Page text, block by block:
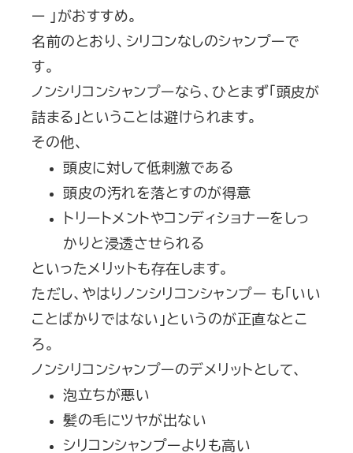
ー 」がおすすめ。
名前のとおり、シリコンなしのシャンプーで
す。
ノンシリコンシャンプーなら、ひとまず「頭皮が
詰まる」ということは避けられます。
その他、
頭皮に対して低刺激である
頭皮の汚れを落とすのが得意
トリートメントやコンディショナーをしっ
かりと浸透させられる
といったメリットも存在します。
ただし、やはりノンシリコンシャンプー も「いい
ことばかりではない」というのが正直なとこ
ろ。
ノンシリコンシャンプーのデメリットとして、
泡立ちが悪い
髪の毛にツヤが出ない
シリコンシャンプーよりも高い